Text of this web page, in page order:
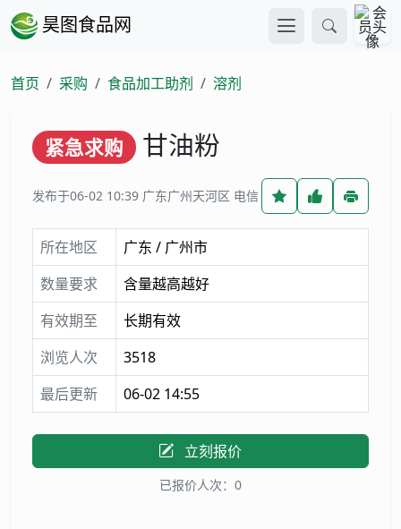
昊图食品网
首页 采购 食品加工助剂 溶剂
紧急求购 甘油粉
发布于06-02 10:39 广东广州天河区 电信
所在地区
广东 / 广州市
数量要求
含量越高越好
有效期至
长期有效
浏览人次
3518
最后更新
06-02 14:55
立刻报价
已报价人次：0